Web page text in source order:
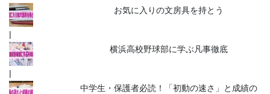
お気に入りの文房具を持とう
横浜高校野球部に学ぶ凡事徹底
中学生・保護者必読！「初動の速さ」と成績の